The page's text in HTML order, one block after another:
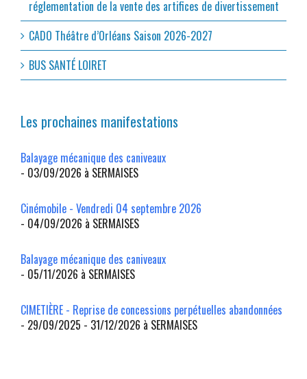
réglementation de la vente des artifices de divertissement
CADO Théâtre d’Orléans Saison 2026-2027
BUS SANTÉ LOIRET
Les prochaines manifestations
Balayage mécanique des caniveaux
- 03/09/2026 à SERMAISES
Cinémobile - Vendredi 04 septembre 2026
- 04/09/2026 à SERMAISES
Balayage mécanique des caniveaux
- 05/11/2026 à SERMAISES
CIMETIÈRE - Reprise de concessions perpétuelles abandonnées
- 29/09/2025 - 31/12/2026 à SERMAISES